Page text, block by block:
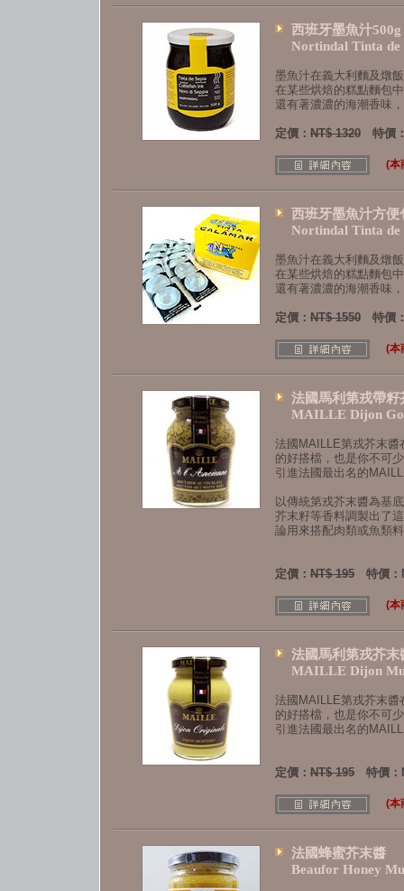
西班牙墨魚汁500g
Nortindal Tinta
墨魚汁在義大利麵及燉
在某些烘焙的糕點麵包
還有著濃濃的海潮香味
定價： NT$ 1320 特價
(本
西班牙墨魚汁方便
Nortindal Tinta de
墨魚汁在義大利麵及燉
在某些烘焙的糕點麵包
還有著濃濃的海潮香味
定價： NT$ 1550 特價
(本
法國馬利第戎帶籽
MAILLE Dijon
法國MAILLE第戎芥末
的好搭檔，也是你不可
引進法國最出名的
以傳統第戎芥末醬為基
芥末籽等香料調製出了
論用來搭配肉類或魚類
定價： NT$ 195 特價：
(本
法國馬利第戎芥末
MAILLE Dijon
法國MAILLE第戎芥末
的好搭檔，也是你不可
引進法國最出名的
定價： NT$ 195 特價：
(本
法國蜂蜜芥末醬
Beaufor Honey